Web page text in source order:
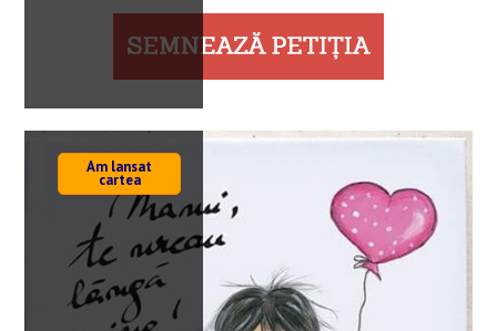
Am lansat
cartea